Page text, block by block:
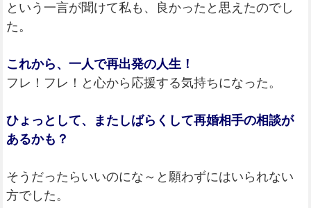
という一言が聞けて私も、良かったと思えたのでし
た。
これから、一人で再出発の人生！
フレ！フレ！と心から応援する気持ちになった。
ひょっとして、またしばらくして再婚相手の相談が
あるかも？
そうだったらいいのにな～と願わずにはいられない
方でした。